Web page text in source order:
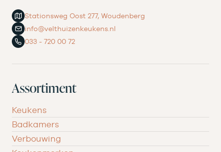
Stationsweg Oost 277, Woudenberg
info@velthuizenkeukens.nl
033 - 720 00 72
Assortiment
Keukens
Badkamers
Verbouwing